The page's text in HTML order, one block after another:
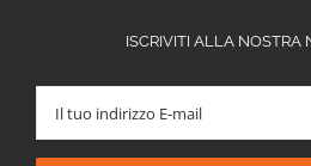
ISCRIVITI ALLA NOSTRA